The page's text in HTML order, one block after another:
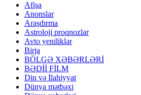
Afişa
Anonslar
Araşdırma
Astroloji proqnozlar
Avto yeniliklər
Birja
BÖLGƏ XƏBƏRLƏRİ
BƏDİİ FİLM
Din və İlahiyyat
Dünya mətbəxi